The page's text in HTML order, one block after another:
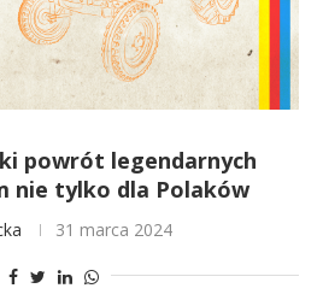
powrót legendarnych
nie tylko dla Polaków
31 marca 2024